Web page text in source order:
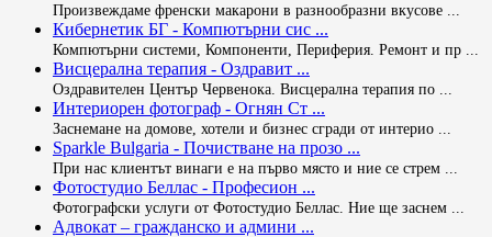
Произвеждаме френски макарони в разнообразни вкусове ...
Кибернетик БГ - Компютърни сис ...
Компютърни системи, Компоненти, Периферия. Ремонт и пр ...
Висцерална терапия - Оздравит ...
Оздравителен Център Червенока. Висцерална терапия по ...
Интериорен фотограф - Огнян Ст ...
Заснемане на домове, хотели и бизнес сгради от интерио ...
Sparkle Bulgaria - Почистване на прозо ...
При нас клиентът винаги е на първо място и ние се стрем ...
Фотостудио Беллас - Професион ...
Фотографски услуги от Фотостудио Беллас. Ние ще заснем ...
Адвокат – гражданско и админи ...